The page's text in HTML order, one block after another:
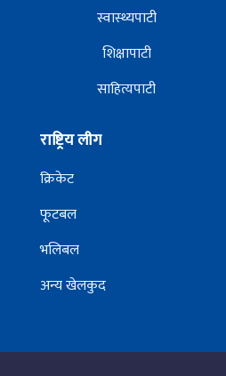
स्वास्थ्यपाटी
शिक्षापाटी
साहित्यपाटी
राष्ट्रिय लीग
क्रिकेट
फूटबल
भलिबल
अन्य खेलकुद